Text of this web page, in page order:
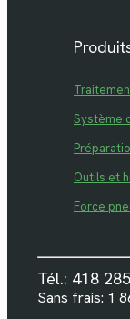
Système
Outils et
Force
Tél.: 418
Sans frais: 1